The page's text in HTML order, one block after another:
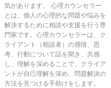
気があります。 心理カウンセラー
とは、個人の心理的な問題や悩みを
解決するために相談や支援を行う専
門家です。心理カウンセラーは、ク
ライアント（相談者）の感情、思
考、行動について話を聞き、共感
し、理解を深めることで、クライア
ントが自己理解を深め、問題解決の
方法を見つける手助けをします。